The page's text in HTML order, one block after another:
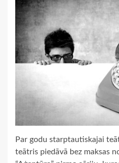
Par godu starptautiskajai
teātris piedāvā bez maksas